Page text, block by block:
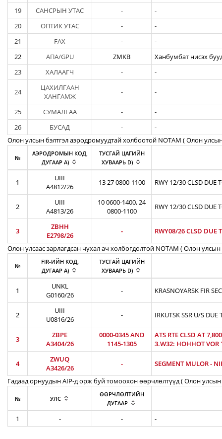
19
САНСРЫН УТАС -
-
20
ОПТИК УТАС -
-
21
FAX -
-
22
АПА/GPU ZMKB
Ханбумбат нисэх
23
ХАЛААГЧ - -
24
ЦАХИЛГААН
ХАНГАМЖ
- -
25 СУМАЛГАА -
-
26
БУСАД -
-
Олон улсын бэлтгэл аэродромуудтай холбоотой NOTAM ( Oлон
№
АЭРОДРОМЫН КОД,
ДУГААР A)
ТУСГАЙ ЦАГИЙН
ХУВААРЬ D)
1
UIII
A4812/26
13 27 0800-1100 RWY 12/30 CLSD DUE
2
UIII
A4813/26
10 0600-1400, 24
0800-1100
RWY 12/30 CLSD DUE
3
ZBHH
E2798/26
-
RWY08/26 CLSD DUE
Олон улсаас зарлагдсан чухал ач холбогдолтой NOTAM ( Олон улсын
№
FIR-ИЙН КОД,
ДУГААР A)
ТУСГАЙ ЦАГИЙН
ХУВААРЬ D)
1
UNKL
G0160/26
- KRASNOYARSK FIR
2
UIII
U0816/26
- IRKUTSK SSR U/S DUE
3
ZBPE
A3404/26
0000-0345 AND
1145-1305
ATS RTE CLSD AT
3.W32: HOHHOT VOR
4
ZWUQ
A3426/26
-
SEGMENT MULOR -
Гадаад орнуудын AIP-д орж буй томоохон өөрчлөлтүүд ( Олон улсын
№ УЛС
ӨӨРЧЛӨЛТИЙН
ДУГААР
1 - - -